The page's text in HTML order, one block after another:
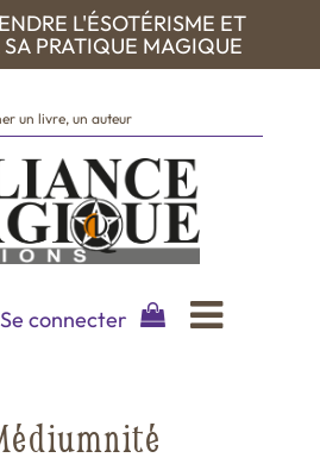
L'ÉSOTÉRISME ET
PRATIQUE MAGIQUE
Rechercher
sur
le
site
Se connecter